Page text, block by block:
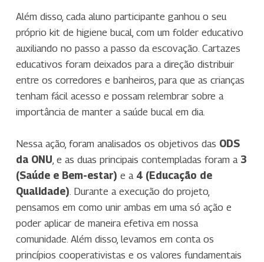
Além disso, cada aluno participante ganhou o seu
próprio kit de higiene bucal, com um folder educativo
auxiliando no passo a passo da escovação. Cartazes
educativos foram deixados para a direção distribuir
entre os corredores e banheiros, para que as crianças
tenham fácil acesso e possam relembrar sobre a
importância de manter a saúde bucal em dia.
Nessa ação, foram analisados os objetivos das ODS
da ONU, e as duas principais contempladas foram a 3
(Saúde e Bem-estar) e a 4 (Educação de
Qualidade). Durante a execução do projeto,
pensamos em como unir ambas em uma só ação e
poder aplicar de maneira efetiva em nossa
comunidade. Além disso, levamos em conta os
princípios cooperativistas e os valores fundamentais